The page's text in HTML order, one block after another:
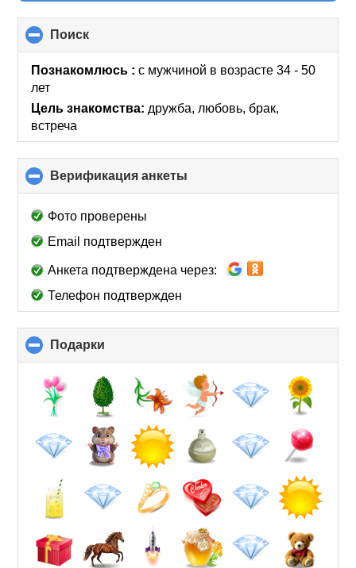
Поиск
to
collapse
Познакомлюсь :с мужчиной в возрасте 34 - 50
лет
Цель знакомства: дружба, любовь, брак,
встреча
Верификация анкеты
to
Фото проверены
Email подтвержден
Анкета подтверждена через:
Телефон подтвержден
Подарки
to
collapse
contents